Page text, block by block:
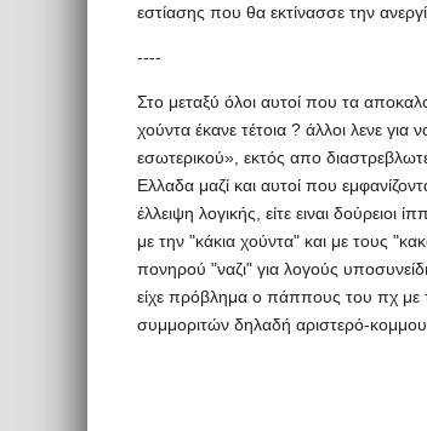
εστίασης που θα εκτίνασσε την
----
Στο μεταξύ όλοι αυτοί που τα
χούντα έκανε τέτοια ? άλλοι λενε
εσωτερικού», εκτός απο
Ελλαδα μαζί και αυτοί που
έλλειψη λογικής, είτε ειναι δούρειοι
με την "κάκια χούντα" και με τους
πονηρού "ναζι" για λογούς
είχε πρόβλημα ο πάππους του πχ με
συμμοριτών δηλαδή αριστερό-